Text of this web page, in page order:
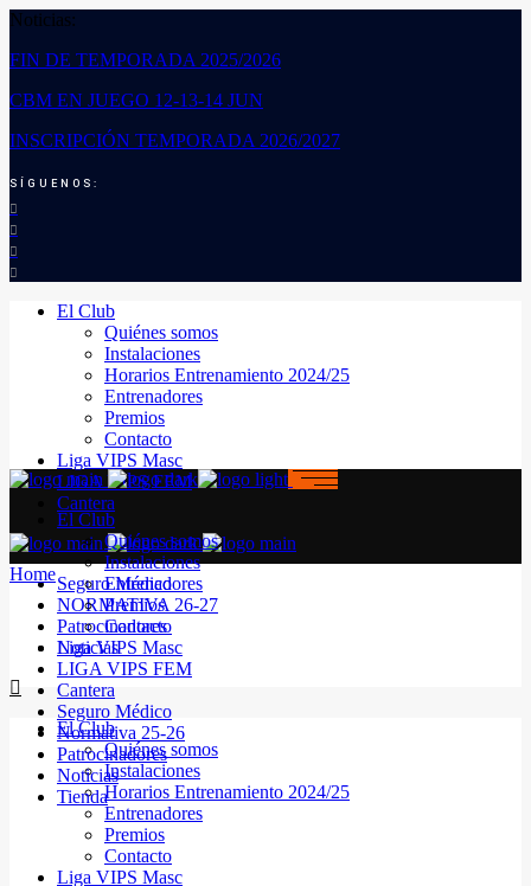
Noticias:
FIN DE TEMPORADA 2025/2026
CBM EN JUEGO 12-13-14 JUN
INSCRIPCIÓN TEMPORADA 2026/2027
SÍGUENOS:
El Club
Quiénes somos
Instalaciones
Horarios Entrenamiento 2024/25
Entrenadores
Premios
Contacto
Liga VIPS Masc
LIGA VIPS FEM
Cantera
Seguro Médico
NORMATIVA 26-27
Patrocinadores
Noticias
El Club
Quiénes somos
Instalaciones
Horarios Entrenamiento 2024/25
Entrenadores
Premios
Contacto
Liga VIPS Masc
El Club
Quiénes somos
Instalaciones
Entrenadores
Premios
Contacto
Liga VIPS Masc
LIGA VIPS FEM
Cantera
Seguro Médico
Normativa 25-26
Patrocinadores
Noticias
Tienda
Home